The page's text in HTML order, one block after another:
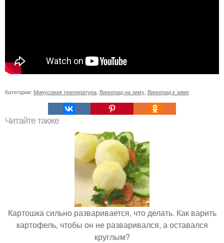
Категории: Минусовая температура Виноград на зиму Виноград к зиме
Читайте также
Картошка сильно разваривается, что делать. Как варить
картофель, чтобы он не разваривался, а оставался
круглым?